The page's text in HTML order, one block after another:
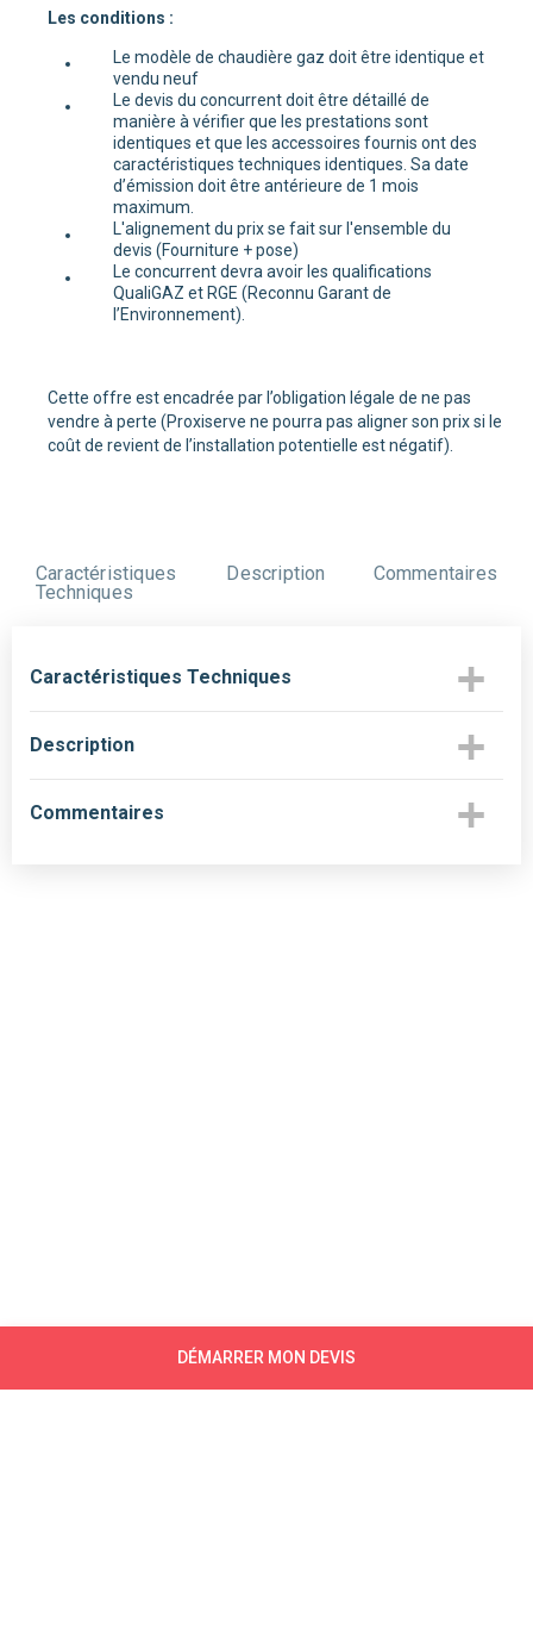
DÉMARRER MON DEVIS
Les conditions :
Le modèle de chaudière gaz doit être identique et
vendu neuf
Le devis du concurrent doit être détaillé de
manière à vérifier que les prestations sont
identiques et que les accessoires fournis ont des
caractéristiques techniques identiques. Sa date
d’émission doit être antérieure de 1 mois
maximum.
L'alignement du prix se fait sur l'ensemble du
devis (Fourniture + pose)
Le concurrent devra avoir les qualifications
QualiGAZ et RGE (Reconnu Garant de
l’Environnement).
Cette offre est encadrée par l’obligation légale de ne pas
vendre à perte (Proxiserve ne pourra pas aligner son prix si le
coût de revient de l’installation potentielle est négatif).
Caractéristiques
Techniques
Description Commentaires
Caractéristiques Techniques
Description
Commentaires